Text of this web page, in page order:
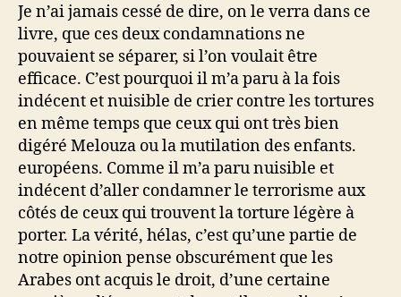
Je n’ai jamais cessé de dire, on le verra dans ce
livre, que ces deux condamnations ne
pouvaient se séparer, si l’on voulait être
efficace. C’est pourquoi il m’a paru à la fois
indécent et nuisible de crier contre les tortures
en même temps que ceux qui ont très bien
digéré Melouza ou la mutilation des enfants.
européens. Comme il m’a paru nuisible et
indécent d’aller condamner le terrorisme aux
côtés de ceux qui trouvent la torture légère à
porter. La vérité, hélas, c’est qu’une partie de
notre opinion pense obscurément que les
Arabes ont acquis le droit, d’une certaine